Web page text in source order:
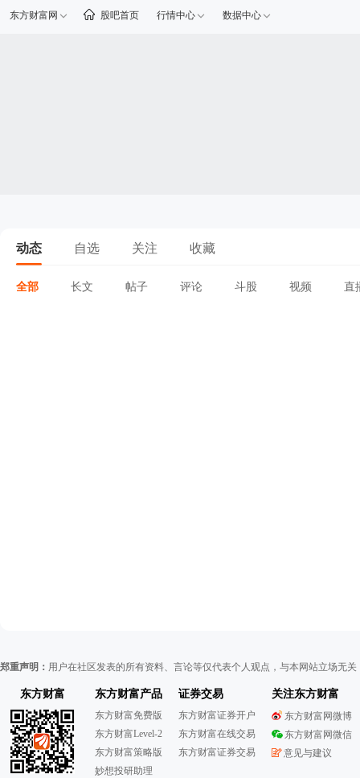
东方财富网 股吧首页 行情中心 数据中心
动态 自选 关注 收藏
全部 长文 帖子 评论 斗股 视频 直
郑重声明： 用户在社区发表的所有资料、言论等仅代表个人观点，与本网站立场无
东方财富 东方财富产品
东方财富免费版
东方财富Level-2
东方财富策略版
妙想投研助理
证券交易
东方财富证券开户
东方财富在线交易
东方财富证券交易
关注东方财富
东方财富网微博
东方财富网微信
意见与建议